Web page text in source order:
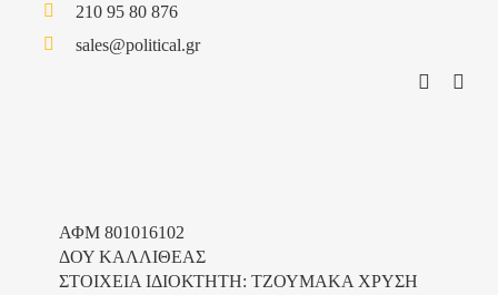
210 95 80 876
sales@political.gr
ΑΦΜ 801016102
ΔΟΥ ΚΑΛΛΙΘΕΑΣ
ΣΤΟΙΧΕΙΑ ΙΔΙΟΚΤΗΤΗ: ΤΖΟΥΜΑΚΑ ΧΡΥΣΗ